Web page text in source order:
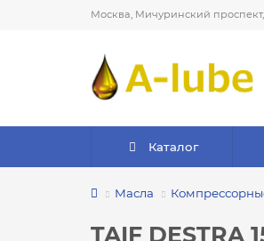
Москва, Мичуринский
Каталог
Масла
TAIF DESTRA